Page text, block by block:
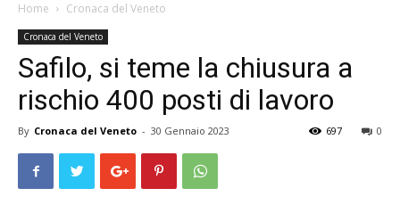
Home Cronaca del Veneto
Cronaca del Veneto
Safilo, si teme la chiusura a
rischio 400 posti di lavoro
By Cronaca del Veneto - 30 Gennaio 2023 0
697